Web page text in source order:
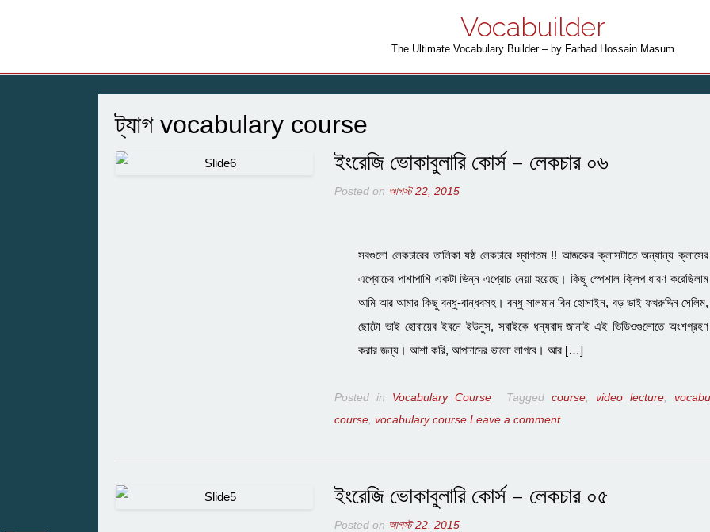
Vocabuilder
The Ultimate Vocabulary Builder – by Farhad Hossain Masum
ট্যাগ vocabulary course
ইংরেজি ভোকাবুলারি কোর্স – লেকচার ০৬
Posted on আগস্ট 22, 2015
সবগুলো লেকচারের তালিকা ষষ্ঠ লেকচারে স্বাগতম !! আজকের ক্লাসটাতে অন্যান্য ক্লাসের
এপ্রোচের পাশাপাশি একটা ভিন্ন এপ্রোচ নেয়া হয়েছে। কিছু স্পেশাল ক্লিপ ধারণ করেছিলাম
আমি আর আমার কিছু বন্ধু-বান্ধবসহ। বন্ধু সালমান বিন হোসাইন, বড় ভাই ফখরুদ্দিন সেলিম,
ছোটো ভাই হোবায়েব ইবনে ইউনুস, সবাইকে ধন্যবাদ জানাই এই ভিডিওগুলোতে অংশগ্রহণ
করার জন্য। আশা করি, আপনাদের ভালো লাগবে। আর […]
Posted in Vocabulary Course Taggedcourse ,video lecture ,
course ,vocabulary course Leave a comment
ইংরেজি ভোকাবুলারি কোর্স – লেকচার ০৫
Posted on আগস্ট 22, 2015